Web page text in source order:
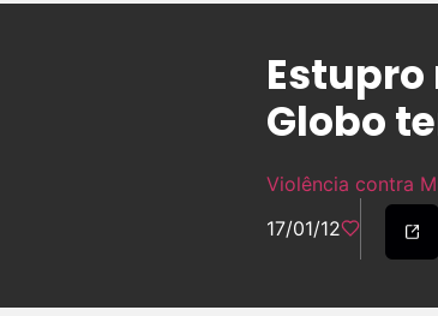
Globo
Violência contra
17/01/12